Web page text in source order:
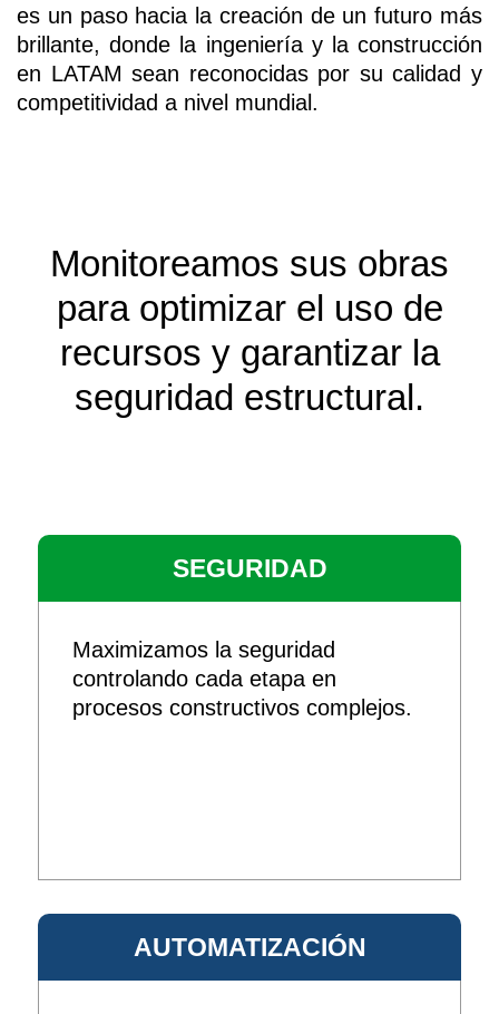
es un paso hacia la creación de un futuro más
brillante, donde la ingeniería y la construcción
en LATAM sean reconocidas por su calidad y
competitividad a nivel mundial.
Monitoreamos sus obras
para optimizar el uso de
recursos y garantizar la
seguridad estructural.
SEGURIDAD
Maximizamos la seguridad
controlando cada etapa en
procesos constructivos complejos.
AUTOMATIZACIÓN